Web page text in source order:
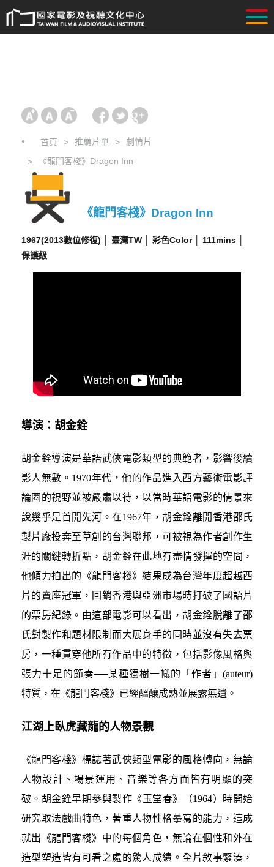
首頁 推薦片單
劇情片
《龍門客棧》Dragon Inn
《龍門客棧》Dragon Inn
​1967(2013數位修復) │ 臺灣TW │ 彩色Color │ 111mins │
保護級
導演：胡金銓
胡金銓導演是華語武俠電影類型的典範者，影響後續
影人無數。1970年代，他的作品進入西方藝術電影評
論圈的視野並被嚴肅以待，以當時華語電影的情景來
說幾乎是首開先河。在1967年，胡金銓離開香港邵氏
製片廠投奔至草創的台灣聯邦，可被視為作者創作生
涯的關鍵轉折點，胡金銓在此地有盡情發揮的空間，
他傾力拍出的《龍門客棧》結果成為台灣年度超越西
片的賣座冠軍，回銷香港與亞洲市場時打破了國語片
的票房紀錄。由這部電影可以看出，胡金銓脫離了邵
氏對製作和題材限制而大展身手的同時並沒有失去票
房，一種貫穿他所有作品中的特徵，包括影像風格與
張力十足的節奏──某種獨樹一幟的「作者」(auteur)
特質，在《龍門客棧》已經醞釀成熟並展露無遺。
江湖上臥虎藏龍的人物景觀
《龍門客棧》標誌著武俠類型電影的風格轉向，無論
人物設計、場景運用、音樂等各方面皆有明顯的突
破。胡金銓早期參與製作《玉堂春》（1964）時開始
研究取法戲曲特色，著重人物性格摹寫的能力，這成
就出《龍門客棧》中的每個角色，無論在個性和外在
造型塑造皆有可看之處的驚人成績。全片敘事緊湊，